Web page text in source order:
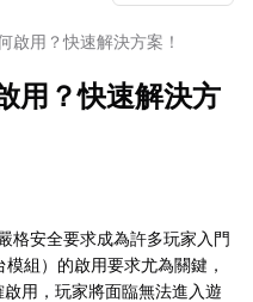
啟用？快速解決方案！
用？快速解決方
格安全要求成為許多玩家入門
組）的啟用要求尤為關鍵，
用，玩家將面臨無法進入遊